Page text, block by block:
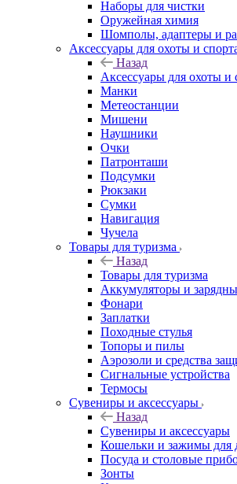
Наборы для чистки
Оружейная химия
Шомполы, адаптеры и
Аксессуары для охоты и
Назад
Аксессуары для охоты и
Манки
Метеостанции
Мишени
Наушники
Очки
Патронташи
Подсумки
Рюкзаки
Сумки
Навигация
Чучела
Товары для туризма
Назад
Товары для туризма
Аккумуляторы и
Фонари
Заплатки
Походные стулья
Топоры и пилы
Аэрозоли и средства
Сигнальные устройства
Термосы
Сувениры и аксессуары
Назад
Сувениры и аксессуары
Кошельки и зажимы для
Посуда и столовые
Зонты